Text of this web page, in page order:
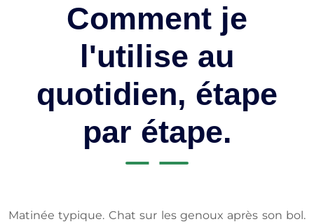
Comment je
l'utilise au
quotidien, étape
par étape.
Matinée typique. Chat sur les genoux après son bol.